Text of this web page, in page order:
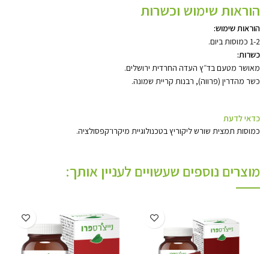
הוראות שימוש וכשרות
הוראות שימוש:
1-2 כמוסות ביום.
כשרות:
מאושר מטעם בד״ץ העדה החרדית ירושלים.
כשר מהדרין (פרווה), רבנות קריית שמונה.
כדאי לדעת
כמוסות תמצית שורש ליקוריץ בטכנולוגיית מיקרו־קפסולציה.
מוצרים נוספים שעשויים לעניין אותך: